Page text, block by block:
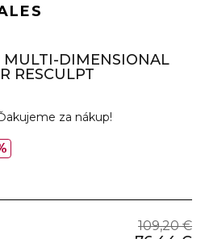
DIMENSIONAL
RESCULPT
za nákup!
109,20 €